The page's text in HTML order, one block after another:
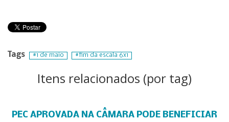
Tags 1 de maio fim da escala 6x1
Itens relacionados (por tag)
PEC APROVADA NA CÂMARA PODE BENEFICIAR